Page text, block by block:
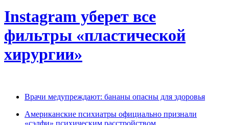
Instagram уберет все
фильтры «пластической
хирургии»
Врачи медупреждают: бананы опасны для здоровья
Американские психиатры официально признали
«сэлфи» психическим расстройством